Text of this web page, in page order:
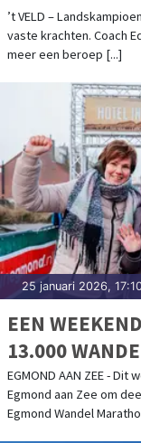
’t VELD –
vaste krachten. Coach
meer een beroep [...]
25 januari 2026,
EEN
13.000
EDITIE
MARATHON
EGMOND AAN ZEE -
Egmond aan Zee om
Egmond Wandel